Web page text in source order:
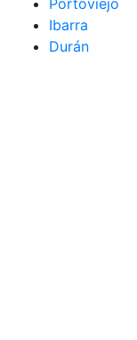
Ibarra
Durán